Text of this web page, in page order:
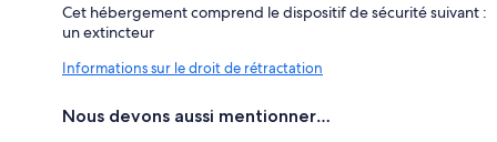
Cet hébergement comprend le dispositif de sécurité suivant :
un extincteur
Informations sur le droit de rétractation
Nous devons aussi mentionner…